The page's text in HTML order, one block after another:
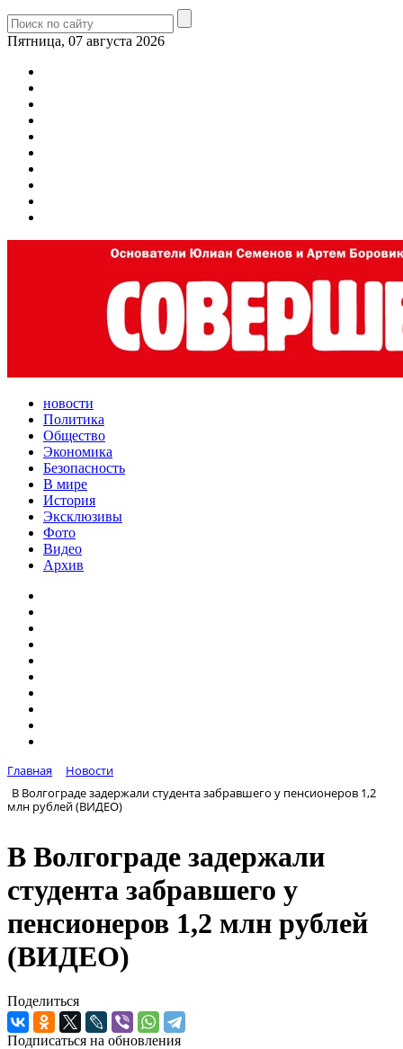
Пятница, 07 августа 2026
новости
Политика
Общество
Экономика
Безопасность
В мире
История
Эксклюзивы
Фото
Видео
Архив
Главная
Новости
В Волгограде задержали студента забравшего у пенсионеров 1,2
млн рублей (ВИДЕО)
В Волгограде задержали
студента забравшего у
пенсионеров 1,2 млн рублей
(ВИДЕО)
Поделиться
Подписаться на обновления